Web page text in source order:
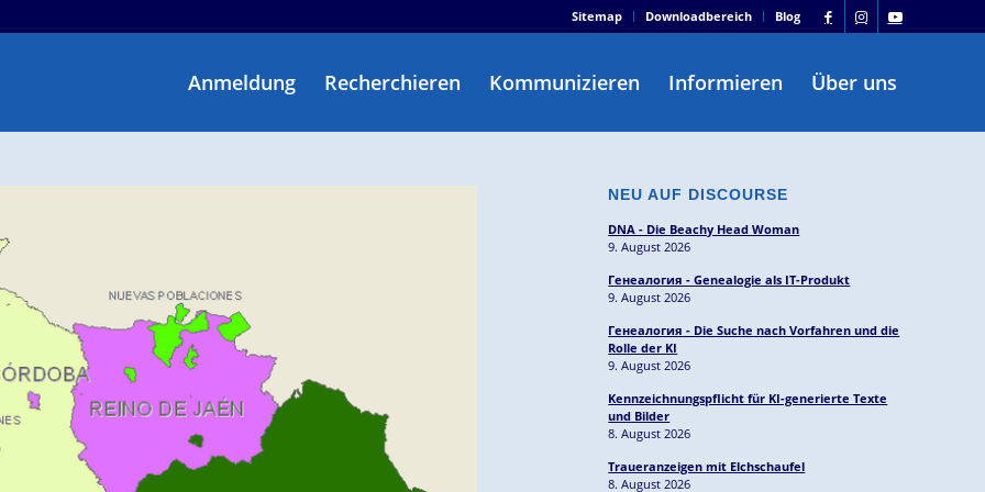
Sitemap Downloadbereich Blog
Anmeldung Recherchieren Kommunizieren Informieren Über uns
NEU AUF DISCOURSE
DNA - Die Beachy Head Woman
9. August 2026
Генеалогия - Genealogie als IT-Produkt
9. August 2026
Генеалогия - Die Suche nach Vorfahren und die
Rolle der KI
9. August 2026
Kennzeichnungspflicht für KI-generierte Texte
und Bilder
8. August 2026
Traueranzeigen mit Elchschaufel
8. August 2026